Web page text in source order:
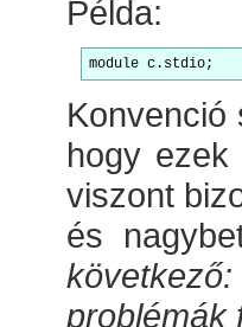
Példa:
module
Konvenció
hogy
viszont
és
problémák